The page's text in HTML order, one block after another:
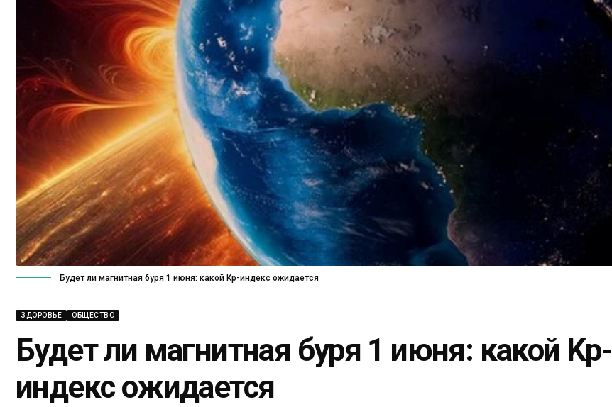
Будет ли магнитная буря 1 июня: какой Kp-индекс ожидается
ЗДОРОВЬЕ ОБЩЕСТВО
Будет ли магнитная буря 1 июня: какой Kp-
индекс ожидается